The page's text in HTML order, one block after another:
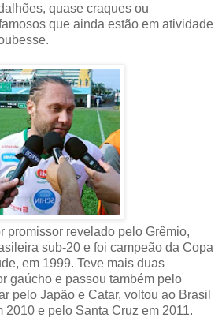
quase craques ou
que ainda estão em atividade
promissor revelado pelo Grêmio,
sub-20 e foi campeão da Copa
em 1999. Teve mais duas
gaúcho e passou também pelo
pelo Japão e Catar, voltou ao Brasil
2010 e pelo Santa Cruz em 2011.